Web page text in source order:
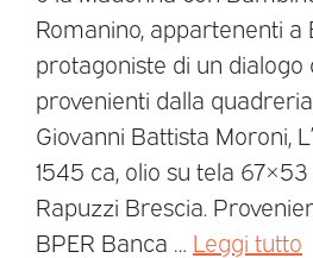
Romanino, appartenenti a
protagoniste di un dialogo
provenienti dalla
Giovanni Battista Moroni,
1545 ca, olio su tela
Rapuzzi Brescia.
BPER Banca … Leggi tutto